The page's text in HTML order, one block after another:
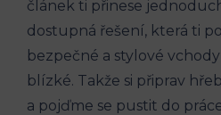
článek ti přinese
dostupná řešení, která ti
bezpečné a stylové
blízké. Takže si připrav
a pojďme se pustit do